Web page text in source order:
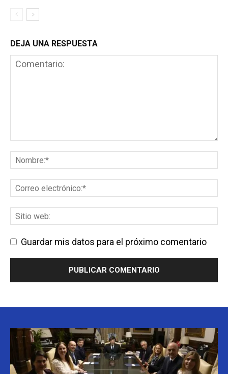
DEJA UNA RESPUESTA
Guardar mis datos para el próximo comentario